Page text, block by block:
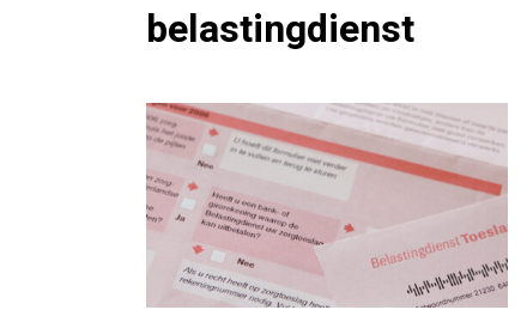
TERUG NAAR TOENbelastingdienst